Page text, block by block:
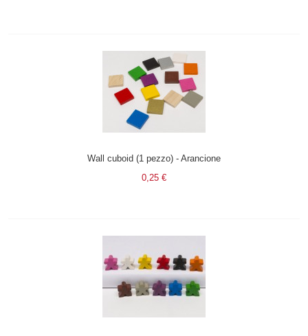
Wall cuboid (1 pezzo) - Arancione
0,25 €